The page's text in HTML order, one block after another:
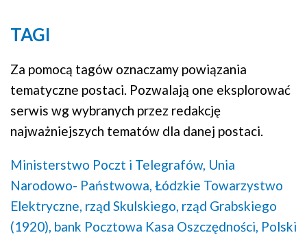
TAGI
Za pomocą tagów oznaczamy powiązania
tematyczne postaci. Pozwalają one eksplorować
serwis wg wybranych przez redakcję
najważniejszych tematów dla danej postaci.
Ministerstwo Poczt i Telegrafów, Unia
Narodowo- Państwowa, Łódzkie Towarzystwo
Elektryczne, rząd Skulskiego, rząd Grabskiego
(1920), bank Pocztowa Kasa Oszczędności, Polski